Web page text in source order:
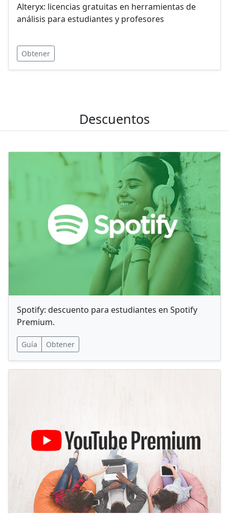
Alteryx: licencias gratuitas en herramientas de
análisis para estudiantes y profesores
Obtener
Descuentos
Spotify: descuento para estudiantes en Spotify
Premium.
Guía Obtener